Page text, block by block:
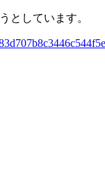
としています。